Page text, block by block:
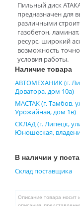
Пильный диск
предназначен для
различными
газобетон,
ресурс, широкий
возможность
условия работы.
Наличие товара
АВТОМЕХАНИК (г.
Доватора, дом 10а)
МАСТАК (г. Тамбов,
Урожайная, дом 1в)
СКЛАД (г. Липецк,
Юношеская,
В наличии у
Склад поставщика
Описание товара носит